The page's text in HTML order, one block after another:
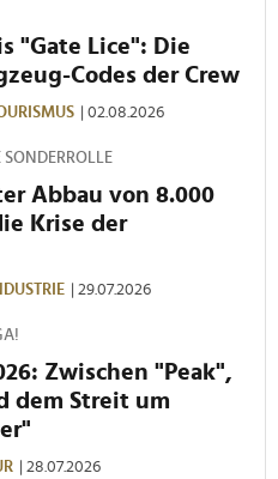
"Gate Lice": Die
Codes der Crew
| 02.08.2026
SONDERROLLE
Abbau von 8.000
Krise der
| 29.07.2026
Zwischen "Peak",
dem Streit um
| 28.07.2026